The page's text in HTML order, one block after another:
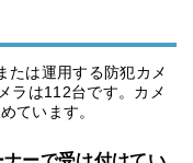
は運用する防犯カメ
ラは112台です。カメ
ています。